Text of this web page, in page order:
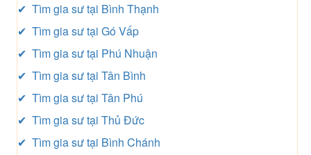
✔ Tìm gia sư tại Bình Thạnh
✔ Tìm gia sư tại Gó Vấp
✔ Tìm gia sư tại Phú Nhuận
✔ Tìm gia sư tại Tân Bình
✔ Tìm gia sư tại Tân Phú
✔ Tìm gia sư tại Thủ Đức
✔ Tìm gia sư tại Bình Chánh